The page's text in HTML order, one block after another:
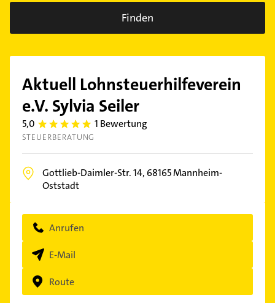
Finden
Aktuell Lohnsteuerhilfeverein
e.V. Sylvia Seiler
5,0 5.0 1 Bewertung
STEUERBERATUNG
Gottlieb-Daimler-Str. 14, 68165Mannheim-
Oststadt
Anrufen
E-Mail
Route